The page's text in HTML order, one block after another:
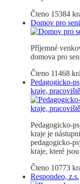
Čteno 15384
Domov pro
Příjemné
domova pro
Čteno 11468
Pedagogicko-
kraje,
Pedagogicko-
kraje je
pedagogicko-
kraje, které
Čteno 10773
Respondeo, z.s.